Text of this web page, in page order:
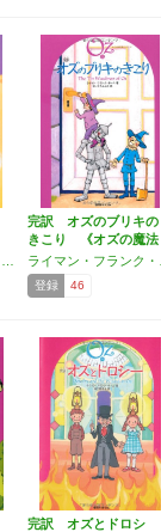
完訳 オズのブリキの
きこり 《オズの魔法
使い…
登録 46
完訳 オズとドロシ